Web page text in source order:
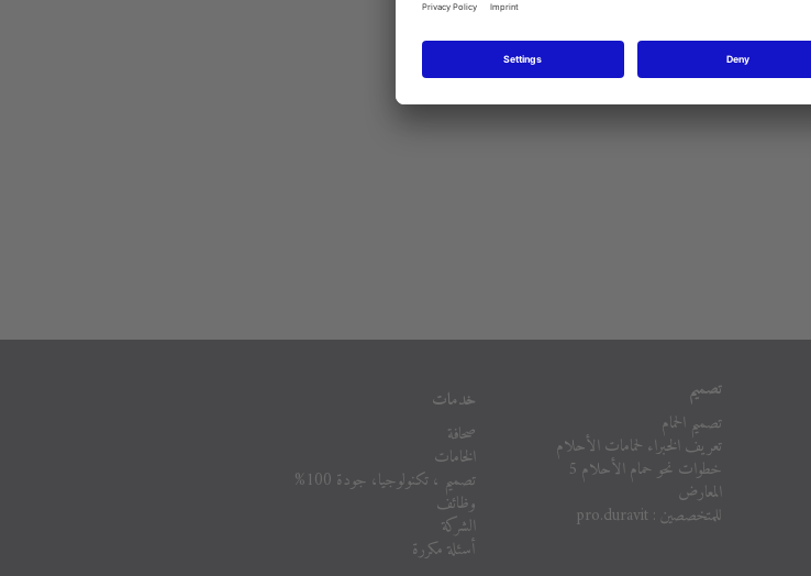
تصميم
تصميم الحمام
تعريف الخبراء لحمامات الأحلام
خطوات نحو حمام الأحلام 5
المعارض
للمتخصصين : pro.duravit
خدمات
صحافة
الخامات
تصميم ، تكنولوجيا، جودة 100%
وظائف
الشركة
أسئلة مكررة